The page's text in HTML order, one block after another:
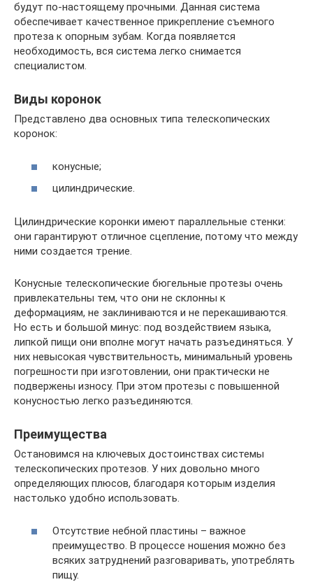
будут по-настоящему прочными. Данная система
обеспечивает качественное прикрепление съемного
протеза к опорным зубам. Когда появляется
необходимость, вся система легко снимается
специалистом.
Виды коронок
Представлено два основных типа телескопических
коронок:
конусные;
цилиндрические.
Цилиндрические коронки имеют параллельные стенки:
они гарантируют отличное сцепление, потому что между
ними создается трение.
Конусные телескопические бюгельные протезы очень
привлекательны тем, что они не склонны к
деформациям, не заклиниваются и не перекашиваются.
Но есть и большой минус: под воздействием языка,
липкой пищи они вполне могут начать разъединяться. У
них невысокая чувствительность, минимальный уровень
погрешности при изготовлении, они практически не
подвержены износу. При этом протезы с повышенной
конусностью легко разъединяются.
Преимущества
Остановимся на ключевых достоинствах системы
телескопических протезов. У них довольно много
определяющих плюсов, благодаря которым изделия
настолько удобно использовать.
Отсутствие небной пластины – важное
преимущество. В процессе ношения можно без
всяких затруднений разговаривать, употреблять
пищу.